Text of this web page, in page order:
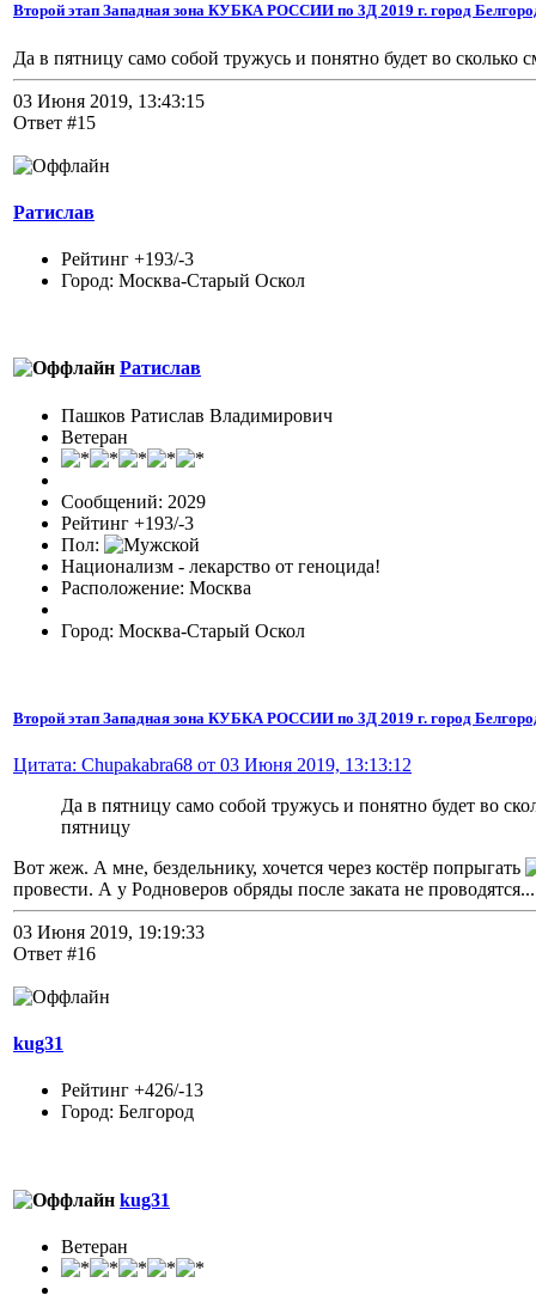
Второй этап Западная зона КУБКА РОССИИ по 3Д 2019 г. город
Да в пятницу само собой тружусь и понятно будет во сколько
03 Июня 2019, 13:43:15
Ответ #15
Ратислав
Рейтинг +193/-3
Город: Москва-Старый Оскол
Ратислав
Пашков Ратислав Владимирович
Ветеран
Сообщений: 2029
Рейтинг +193/-3
Пол:
Национализм - лекарство от геноцида!
Расположение: Москва
Город: Москва-Старый Оскол
Второй этап Западная зона КУБКА РОССИИ по 3Д 2019 г. город
Цитата: Chupakabra68 от 03 Июня 2019, 13:13:12
Да в пятницу само собой тружусь и понятно будет во
пятницу
Вот жеж. А мне, бездельнику, хочется через костёр попрыгать
провести. А у Родноверов обряды после заката не
03 Июня 2019, 19:19:33
Ответ #16
kug31
Рейтинг +426/-13
Город: Белгород
kug31
Ветеран